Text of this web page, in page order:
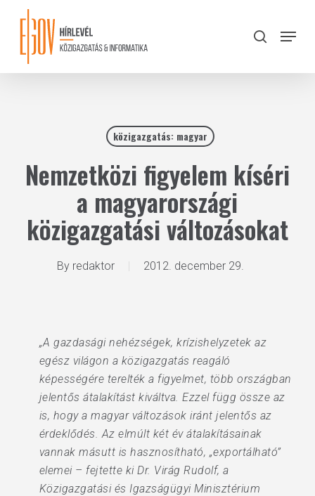
content
search
Menu
közigazgatás: magyar
Nemzetközi figyelem kíséri
a magyarországi
közigazgatási változásokat
By redaktor 2012. december 29.
„A gazdasági nehézségek, krízishelyzetek az
egész világon a közigazgatás reagáló
képességére terelték a figyelmet, több országban
jelentős átalakítást kiváltva. Ezzel függ össze az
is, hogy a magyar változások iránt jelentős az
érdeklődés. Az elmúlt két év átalakításainak
vannak másutt is hasznosítható, „exportálható”
elemei – fejtette ki Dr. Virág Rudolf, a
Közigazgatási és Igazságügyi Minisztérium
Close